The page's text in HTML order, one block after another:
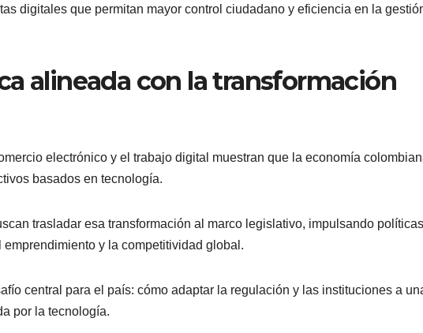
digitales que permitan mayor control ciudadano y eficiencia en la
alineada con la transformación
electrónico y el trabajo digital muestran que la economía
basados en tecnología.
trasladar esa transformación al marco legislativo, impulsando políticas
y la competitividad global.
central para el país: cómo adaptar la regulación y las instituciones a
por la tecnología.